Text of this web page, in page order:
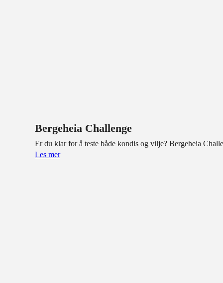
Bergeheia Challenge
Er du klar for å teste både kondis og vilje? Bergeheia
Les mer